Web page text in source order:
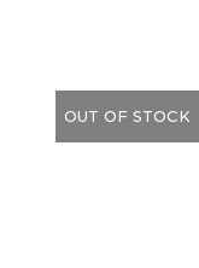
OUT OF STOCK